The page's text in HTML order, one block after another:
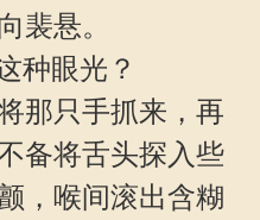
裴悬。
眼光？
那只手抓来，再
备将舌头探入些
，喉间滚出含糊